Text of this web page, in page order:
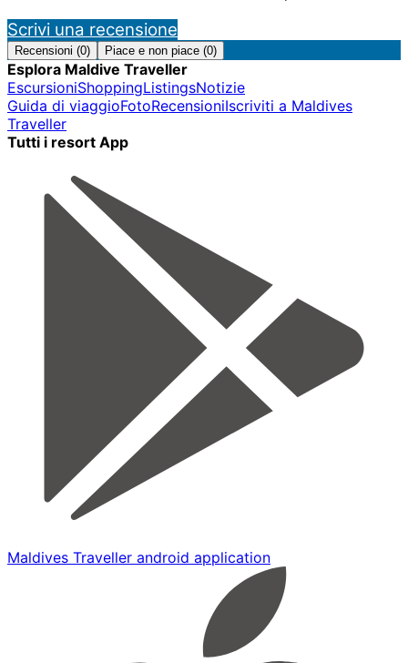
Scrivi una recensione
Recensioni (0) Piace e non piace (0)
Esplora Maldive Traveller
EscursioniShoppingListingsNotizie
Guida di viaggioFotoRecensioniIscriviti a Maldives
Traveller
Tutti i resort App
Maldives Traveller android application